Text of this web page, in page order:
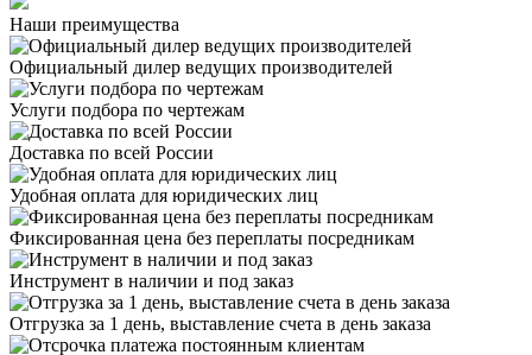
Наши преимущества
Официальный дилер ведущих производителей
Услуги подбора по чертежам
Доставка по всей России
Удобная оплата для юридических лиц
Фиксированная цена без переплаты посредникам
Инструмент в наличии и под заказ
Отгрузка за 1 день, выставление счета в день заказа